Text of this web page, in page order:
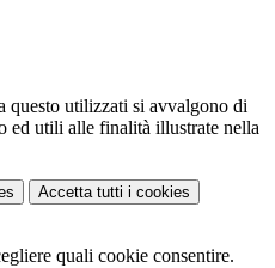
questo utilizzati si avvalgono di
ed utili alle finalità illustrate nella
Accetta tutti i cookies
quali cookie consentire.